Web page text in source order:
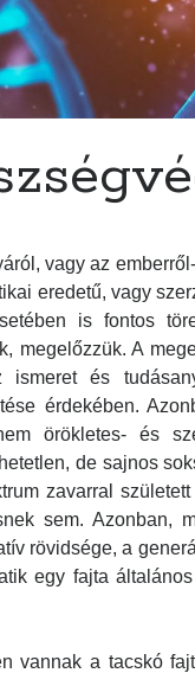
vagy az
eredetű, vagy
is fontos
megelőzzük. A
ismeret és
érdekében.
örökletes- és
de sajnos
zavarral
sem. Azonban,
rövidsége, a
egy fajta
vannak a tacskó